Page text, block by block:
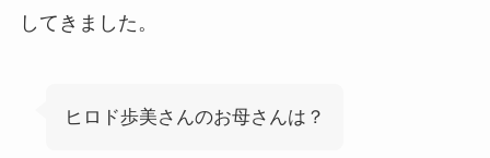
してきました。
ヒロド歩美さんのお母さんは？